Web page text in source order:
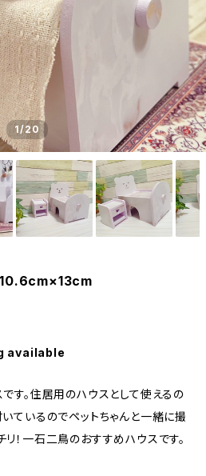
1/20
available
す。住居用のハウスとして使えるの
ているのでペットちゃんと一緒に撮
！一石二鳥のおすすめハウスです。